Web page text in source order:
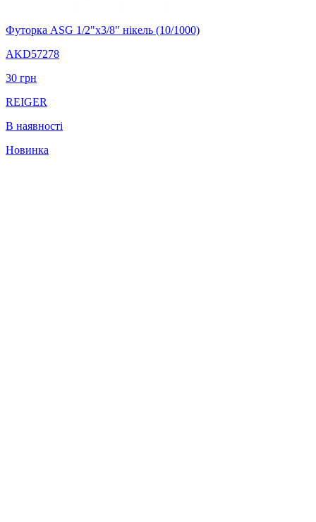
Футорка ASG 1/2"х3/8" нікель (10/1000)
AKD57278
30 грн
REIGER
В наявності
Новинка